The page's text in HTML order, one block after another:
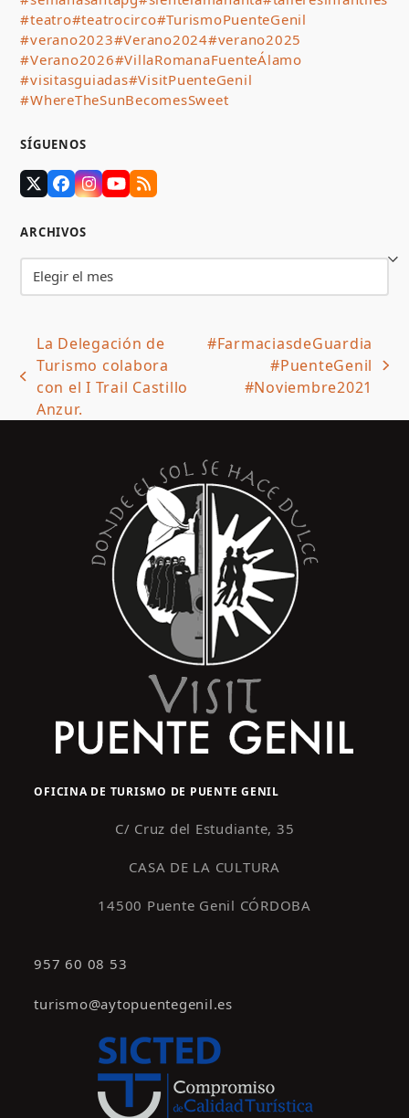
#teatro#teatrocirco#TurismoPuenteGenil
#verano2023#Verano2024#verano2025
#Verano2026#VillaRomanaFuenteÁlamo
#visitasguiadas#VisitPuenteGenil
#WhereTheSunBecomesSweet
SÍGUENOS
TwitterFacebook
Instagram
YouTube
RSS
ARCHIVOS
Archivos
previous
post:
La Delegación de
Turismo colabora
con el I Trail Castillo
Anzur.
#FarmaciasdeGuardia
#PuenteGenil
#Noviembre2021
OFICINA DE TURISMO DE PUENTE GENIL
C/ Cruz del Estudiante, 35
CASA DE LA CULTURA
14500 Puente Genil CÓRDOBA
957 60 08 53
turismo@aytopuentegenil.es